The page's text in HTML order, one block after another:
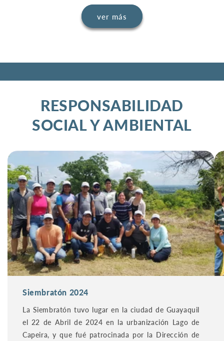
ver más
RESPONSABILIDAD
SOCIAL Y AMBIENTAL
Siembratón 2024
La Siembratón tuvo lugar en la ciudad de Guayaquil
el 22 de Abril de 2024 en la urbanización Lago de
Capeira, y que fué patrocinada por la Dirección de